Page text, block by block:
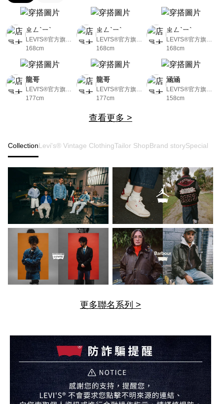
查看更多 >
ㄓㄥˋㄧˋ
LEVI'S®官方旗艦
店
168cm
ㄓㄥˋㄧˋ
LEVI'S®官方旗艦
店
168cm
ㄓㄥˋㄧˋ
LEVI'S®官方旗艦
店
168cm
龍哥
LEVI'S®官方旗艦
店
177cm
龍哥
LEVI'S®官方旗艦
店
177cm
涵涵
LEVI'S®官方旗艦
店
158cm
CollectionLevi's® Vintage ClothingTailor ShopBrand storySpecial
更多聯名系列 >